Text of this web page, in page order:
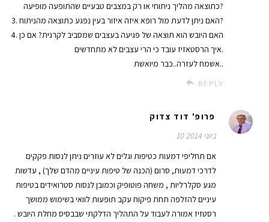
כתוצאה מהליך ניתוחי או רק במצבים טבעיים שהתופעה מופיעה?
3. האם ניתן לדעת מול רופא איזה איזור בעין נפגע כתוצאה מהניתוח?
4. האם היובש הוא תוצאה של פגיעה בעצבים שמסביב לקרנית? אם כן
איך הרסטאזיז עובד כי הרי עצבים לא מתחדשים.
אשמח לעזרה..כבר מיואשת..
REPLY
פרופ' דוד צדוק
10 ביוני 2014
אם תחליפי דמעות כטיפות וגלים לא עוזרים ניתן לנסות פקקים
לדרכי דמעות, סרום (הכנה של טיפות עיניים מהדם שלך) , עדשות
מגע סקלרליות , משחה פוטופיק וכמובן לנסות סטרואידים בטיפות
עיניים להזלפה תחת פיקוח עקב תופעות לוואי בשימוש ממושך
רסטזיז אמורה לעבוד על התהליך הדלקתי שבבסיס מחלת היובש .